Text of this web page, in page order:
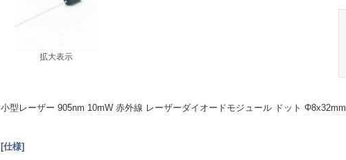
拡大表示
小型レーザー 905nm 10mW 赤外線 レーザーダイオードモジュール ドット Φ8x32mm
[仕様]